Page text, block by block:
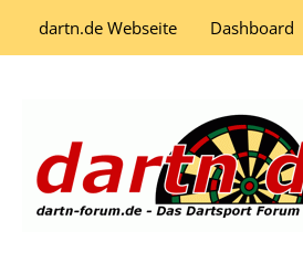
dartn.de Webseite Dashboard